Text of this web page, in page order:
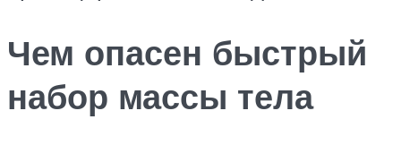
Чем опасен быстрый
набор массы тела